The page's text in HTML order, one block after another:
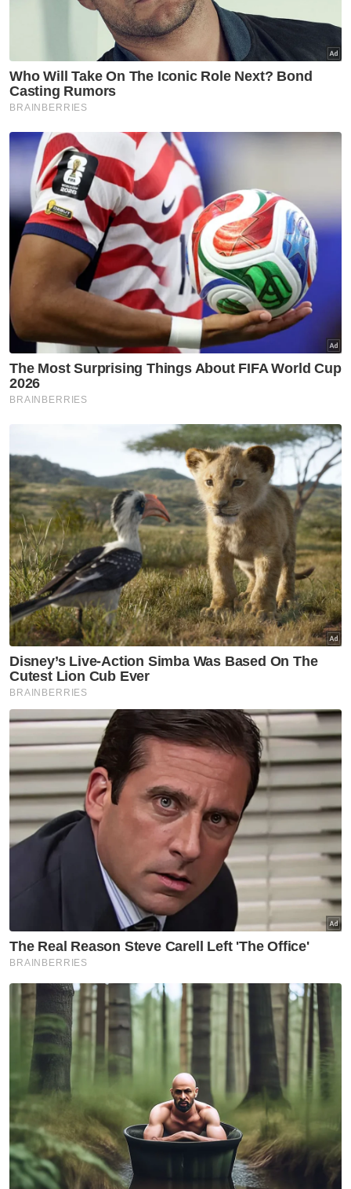
Adik kepada arwah Mohamad Azim Izat
Ishak, iaitu Mohamad Adlan Solehin, 24, turut
menzahirkan pandangan keluarga agar
masyarakat menghormati suasana
perkuburan.
Berita Telus & Tulus menerusi E-Mel setiap
hari!
Menurutnya, pihak keluarga memahami
hasrat orang ramai yang datang kerana
simpati dan mahu mendoakan arwah.
“Tak ada masalah untuk datang ziarah kubur.
Tapi jangan buat benda yang tak elok. Kami
sebagai keluarga pun tidak selesa jika ada
yang buat perkara pelik di kawasan kubur,”
katanya.
Sebelum ini, media melaporkan pasangan
suami isteri, Mohamad Azim Izat Ishak, 32,
dan Nurul Hidayah Khadijah Razman Efendi,
31, bersama empat anak mereka iaitu Putra
Rayyan, 9; Hawa Adriana, 8; Annayla
Humaira, 7; dan bayi lelaki, Tuah Haydar, 6
bulan, maut selepas kereta dinaiki terbabas
ke dalam Sungai Korok, awal pagi Sabtu lalu.
Kesemua jenazah dikebumikan dalam satu
liang lahad pada Isnin lalu di Tanah
Perkuburan Islam Kampung Bohor Karang,
Jerlun.
Muat turun aplikasi Sinar Harian.Klik di sini!
JHEAIK
Khurafat
Kubur Enam Beranak
Artikel Disyorkan
Utara